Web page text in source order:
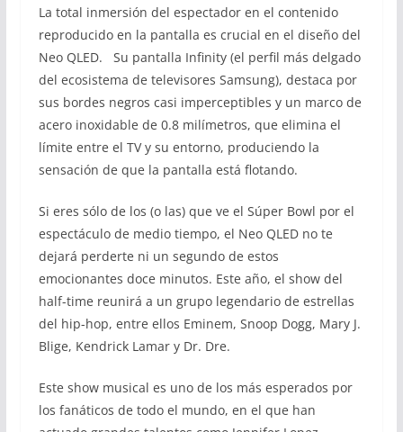
La total inmersión del espectador en el contenido
reproducido en la pantalla es crucial en el diseño del
Neo QLED. Su pantalla Infinity (el perfil más delgado
del ecosistema de televisores Samsung), destaca por
sus bordes negros casi imperceptibles y un marco de
acero inoxidable de 0.8 milímetros, que elimina el
límite entre el TV y su entorno, produciendo la
sensación de que la pantalla está flotando.
Si eres sólo de los (o las) que ve el Súper Bowl por el
espectáculo de medio tiempo, el Neo QLED no te
dejará perderte ni un segundo de estos
emocionantes doce minutos. Este año, el show del
half-time reunirá a un grupo legendario de estrellas
del hip-hop, entre ellos Eminem, Snoop Dogg, Mary J.
Blige, Kendrick Lamar y Dr. Dre.
Este show musical es uno de los más esperados por
los fanáticos de todo el mundo, en el que han